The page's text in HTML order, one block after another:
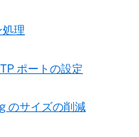
理
ポートの設定
のサイズの削減